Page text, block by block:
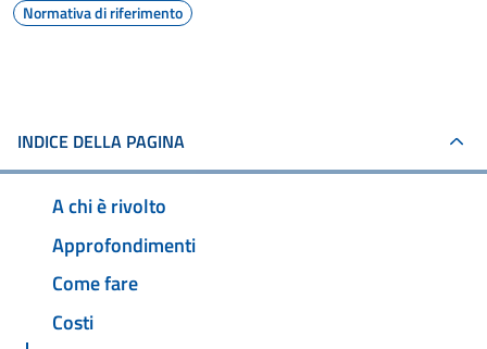
Normativa di riferimento
INDICE DELLA PAGINA
A chi è rivolto
Approfondimenti
Come fare
Costi